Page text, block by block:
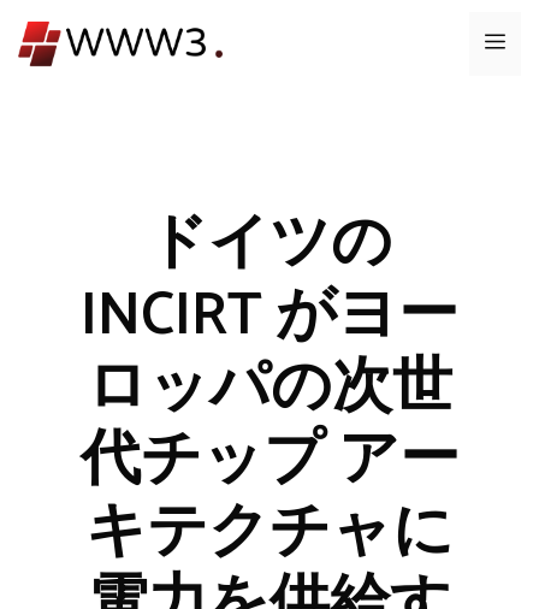
ン
メ
ドイツの
INCIRT がヨー
ロッパの次世
代チップ アー
キテクチャに